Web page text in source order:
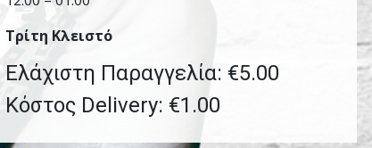
Τρίτη Kλειστό
Ελάχιστη Παραγγελία: €5.00
Κόστος Delivery: €1.00